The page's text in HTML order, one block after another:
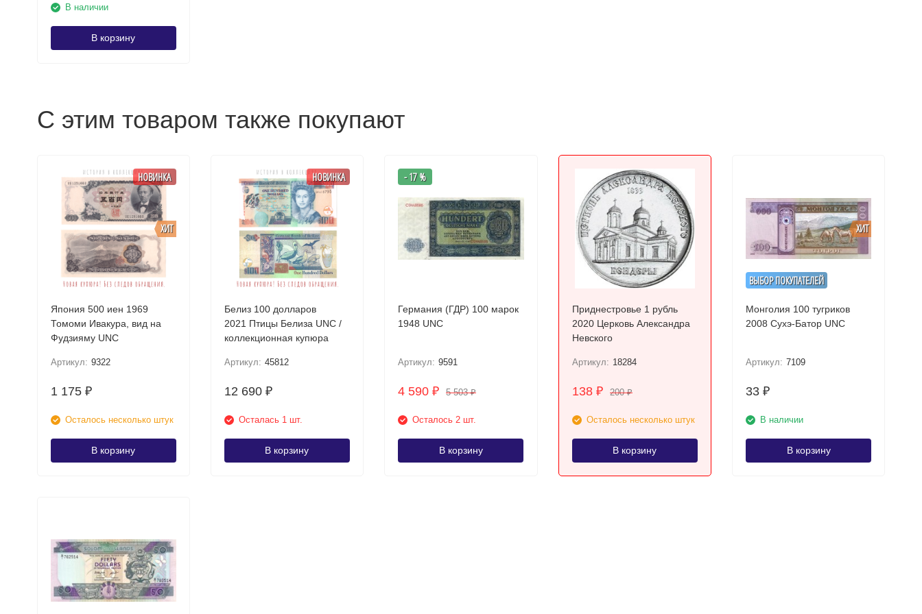
В наличии
В корзину
С этим товаром также покупают
ХИТ
НОВИНКА
Япония 500 иен 1969
Томоми Ивакура, вид на
Фудзияму UNC
Артикул: 9322
1 175 ₽
Осталось несколько штук
В корзину
НОВИНКА
Белиз 100 долларов
2021 Птицы Белиза UNC /
коллекционная купюра
Артикул: 45812
12 690 ₽
Осталась 1 шт.
В корзину
- 17 %
Германия (ГДР) 100 марок
1948 UNC
Артикул: 9591
4 590₽ 5 503₽
Осталось 2 шт.
В корзину
Приднестровье 1 рубль
2020 Церковь Александра
Невского
Артикул: 18284
138 ₽ 200₽
Осталось несколько штук
В корзину
ВЫБОР ПОКУПАТЕЛЕЙ
ХИТ
Монголия 100 тугриков
2008 Сухэ-Батор UNC
Артикул: 7109
33₽
В наличии
В корзину